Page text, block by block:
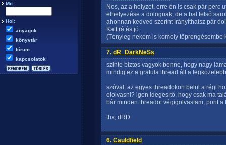
Mit:
Hol:
anyagok
könyvtár
fórum
kapcsolatok
Nos, az a helyzet, erre én is csak pár perc
elhelyezése a dolognak, de a bal felső
ahonnan kedved szerint írányíthatsz pár
Katt rá és jó.
(Tényleg nekem is komoly töprengésembe
7. dR_DarkNeSs
szinte biztos vagyok benne, hogy nagy
mindig ez a gratula thread áll a
szóval: az egyes threadokon belül a régi
elolvasni? igen idegesítő, hogy csak ma
bár minden threadot végigolvastam, pont
thx, dRD
6. Cauldfield